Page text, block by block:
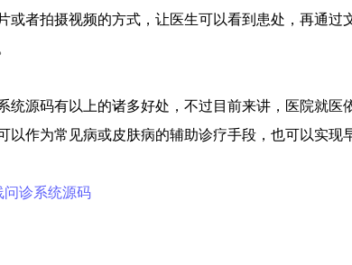
或者拍摄视频的方式，让医生可以看到患处，再通
统源码有以上的诸多好处，不过目前来讲，医院就
以作为常见病或皮肤病的辅助诊疗手段，也可以实
问诊系统源码